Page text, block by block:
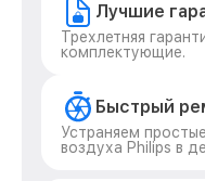
Лучшие
Трехлетняя
комплектующие.
Быстрый
Устраняем
воздуха Philips в